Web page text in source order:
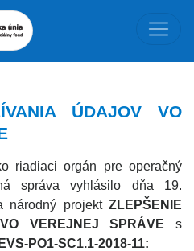
ÚDAJOV VO
riadiaci orgán pre operačný
správa vyhlásilo dňa 19.
národný projekt ZLEPŠENIE
VEREJNEJ SPRÁVE
s
PO1-SC1.1-2018-11: